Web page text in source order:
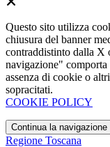
Questo sito utilizza
chiusura del banner
contraddistinto dalla X
navigazione"
assenza di cookie o
sopracitati.
COOKIE POLICY
Continua la navigazione
Regione Toscana